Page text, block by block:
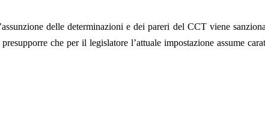
delle determinazioni e dei pareri del CCT viene
che per il legislatore l’attuale impostazione assume